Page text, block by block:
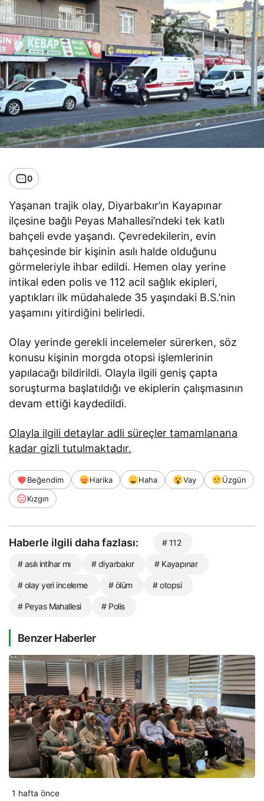
0
Yaşanan trajik olay, Diyarbakır’ın Kayapınar
ilçesine bağlı Peyas Mahallesi’ndeki tek katlı
bahçeli evde yaşandı. Çevredekilerin, evin
bahçesinde bir kişinin asılı halde olduğunu
görmeleriyle ihbar edildi. Hemen olay yerine
intikal eden polis ve 112 acil sağlık ekipleri,
yaptıkları ilk müdahalede 35 yaşındaki B.S.’nin
yaşamını yitirdiğini belirledi.
Olay yerinde gerekli incelemeler sürerken, söz
konusu kişinin morgda otopsi işlemlerinin
yapılacağı bildirildi. Olayla ilgili geniş çapta
soruşturma başlatıldığı ve ekiplerin çalışmasının
devam ettiği kaydedildi.
Olayla ilgili detaylar adli süreçler tamamlanana
kadar gizli tutulmaktadır.
Beğendim Harika Haha Vay
Üzgün
Kızgın
Haberle ilgili daha fazlası: # 112
# asılı intihar mı # diyarbakır # Kayapınar
# olay yeri inceleme # ölüm # otopsi
# Peyas Mahallesi # Polis
Benzer Haberler
1 hafta önce